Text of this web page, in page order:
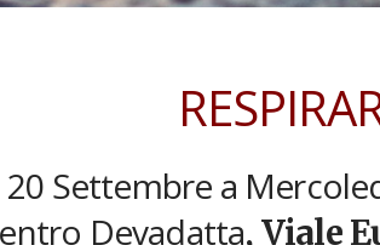
Settembre a
Devadatta, Viale